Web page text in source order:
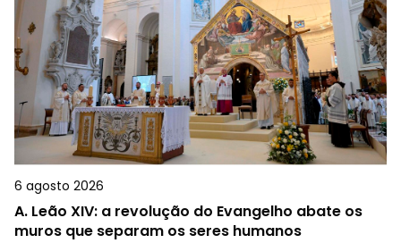
6 agosto 2026
A. Leão XIV: a revolução do Evangelho abate os
muros que separam os seres humanos